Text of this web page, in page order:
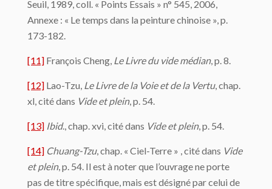
Seuil, 1989, coll. « Points Essais » n° 545, 2006,
Annexe : « Le temps dans la peinture chinoise », p.
173-182.
[11] François Cheng, Le Livre du vide médian, p. 8.
[12] Lao-Tzu, Le Livre de la Voie et de la Vertu, chap.
xl, cité dans Vide et plein, p. 54.
[13] Ibid., chap. xvi, cité dans Vide et plein, p. 54.
[14] Chuang-Tzu, chap. « Ciel-Terre » , cité dans Vide
et plein, p. 54. Il est à noter que l’ouvrage ne porte
pas de titre spécifique, mais est désigné par celui de